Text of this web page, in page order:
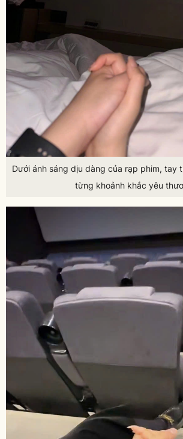
Dưới ánh sáng dịu dàng của rạp phim, tay
từng khoảnh khắc yêu